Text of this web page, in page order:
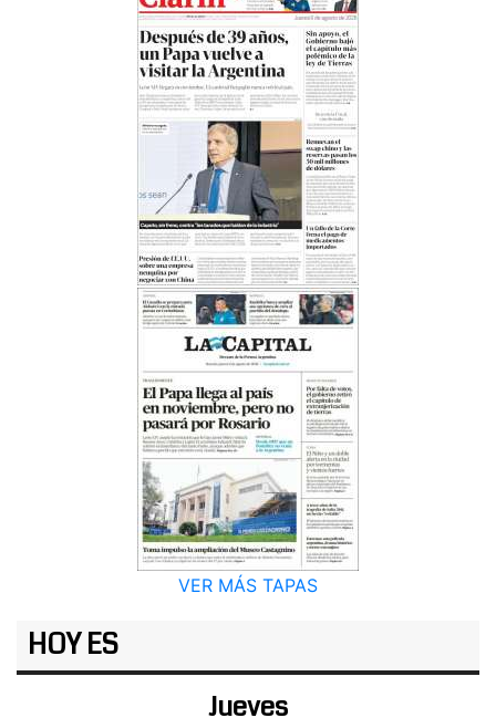
VER MÁS TAPAS
HOY ES
Jueves